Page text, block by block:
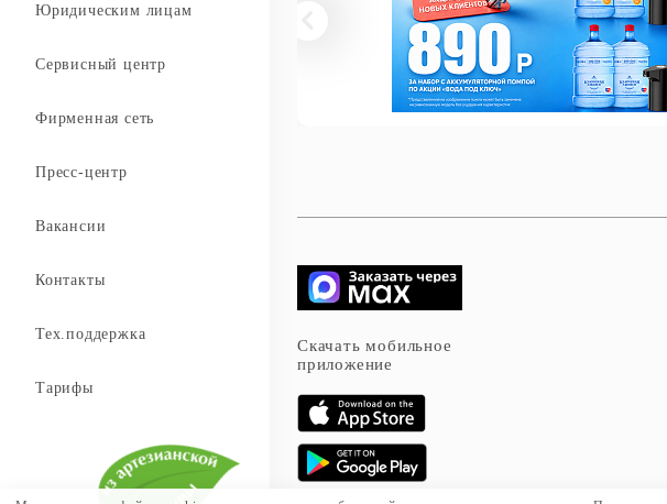
Юридическим лицам
Сервисный центр
Фирменная сеть
Пресс-центр
Вакансии
Контакты
Тех.поддержка
Тарифы
Скачать мобильное
приложение